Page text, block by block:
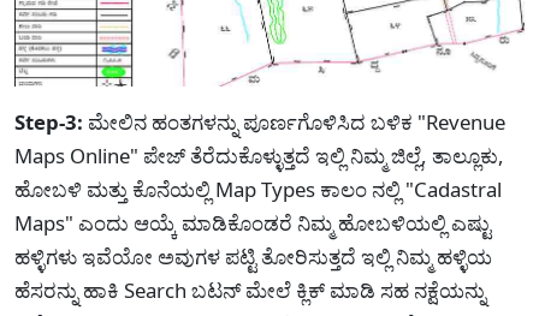
Step-3: ಮೇಲಿನ ಹಂತಗಳನ್ನು ಪೂರ್ಣಗೊಳಿಸಿದ ಬಳಿಕ "Revenue
Maps Online" ಪೇಜ್ ತೆರೆದುಕೊಳ್ಳುತ್ತದೆ ಇಲ್ಲಿ ನಿಮ್ಮ ಜಿಲ್ಲೆ, ತಾಲ್ಲೂಕು,
ಹೋಬಳಿ ಮತ್ತು ಕೊನೆಯಲ್ಲಿ Map Types ಕಾಲಂ ನಲ್ಲಿ "Cadastral
Maps" ಎಂದು ಆಯ್ಕೆ ಮಾಡಿಕೊಂಡರೆ ನಿಮ್ಮ ಹೋಬಳಿಯಲ್ಲಿ ಎಷ್ಟು
ಹಳ್ಳಿಗಳು ಇವೆಯೋ ಅವುಗಳ ಪಟ್ಟಿ ತೋರಿಸುತ್ತದೆ ಇಲ್ಲಿ ನಿಮ್ಮ ಹಳ್ಳಿಯ
ಹೆಸರನ್ನು ಹಾಕಿ Search ಬಟನ್ ಮೇಲೆ ಕ್ಲಿಕ್ ಮಾಡಿ ಸಹ ನಕ್ಷೆಯನ್ನು